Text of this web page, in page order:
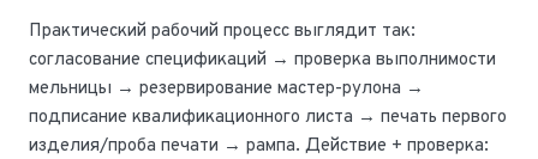
Практический рабочий процесс выглядит так:
согласование спецификаций → проверка выполнимости
мельницы → резервирование мастер-рулона →
подписание квалификационного листа → печать первого
изделия/проба печати → рампа. Действие + проверка: